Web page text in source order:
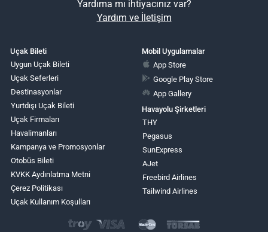
Yardıma mı ihtiyacınız var?
Yardım ve İletişim
Uçak Bileti
Uygun Uçak Bileti
Uçak Seferleri
Destinasyonlar
Yurtdışı Uçak Bileti
Uçak Firmaları
Havalimanları
Kampanya ve Promosyonlar
Otobüs Bileti
KVKK Aydınlatma Metni
Çerez Politikası
Uçak Kullanım Koşulları
Mobil Uygulamalar
App Store
Google Play Store
App Gallery
Havayolu Şirketleri
THY
Pegasus
SunExpress
AJet
Freebird Airlines
Tailwind Airlines